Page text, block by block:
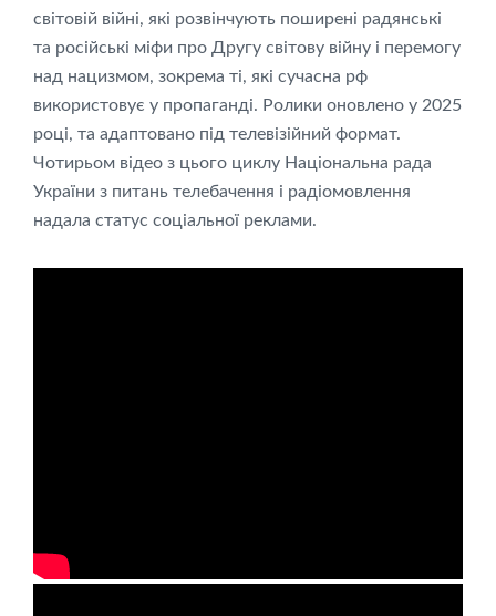
світовій війні, які розвінчують поширені радянські
та російські міфи про Другу світову війну і перемогу
над нацизмом, зокрема ті, які сучасна рф
використовує у пропаганді. Ролики оновлено у 2025
році, та адаптовано під телевізійний формат.
Чотирьом відео з цього циклу Національна рада
України з питань телебачення і радіомовлення
надала статус соціальної реклами.